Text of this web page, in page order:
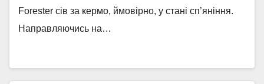
Forester сів за кермо, ймовірно, у стані сп’яніння.
Направляючись на…